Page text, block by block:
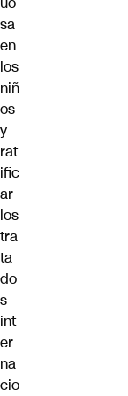
sa
en
los
niñ
os
y
rat
ific
ar
los
tra
ta
do
s
int
er
na
cio